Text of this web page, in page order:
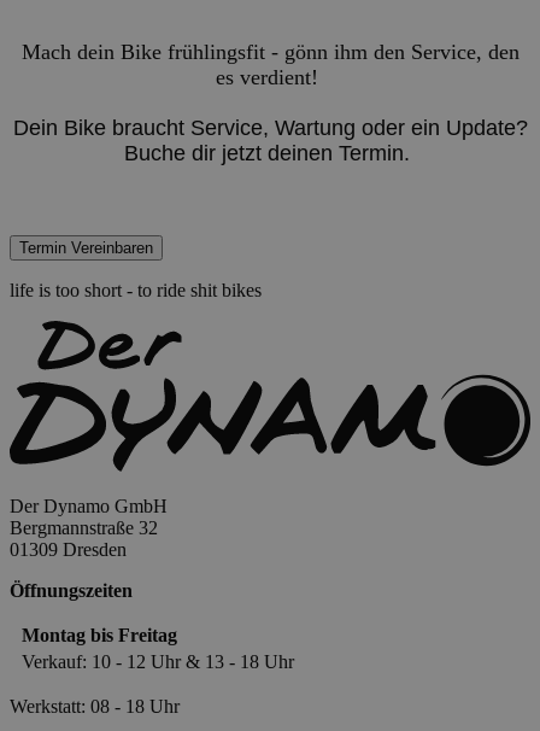
Mach dein Bike frühlingsfit - gönn ihm den Service, den
es verdient!
Dein Bike braucht Service, Wartung oder ein Update?
Buche dir jetzt deinen Termin.
life is too short - to ride shit bikes
Der Dynamo GmbH
Bergmannstraße 32
01309 Dresden
Öffnungszeiten
Montag bis Freitag
Verkauf: 10 - 12 Uhr & 13 - 18 Uhr
Werkstatt: 08 - 18 Uhr